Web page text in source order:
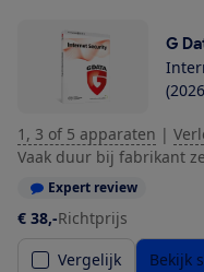
G
1, 3 of 5 apparaten |
Vaak duur bij fabrikant
Expert review
€ 38,-Richtprijs
Vergelijk
Bekijk